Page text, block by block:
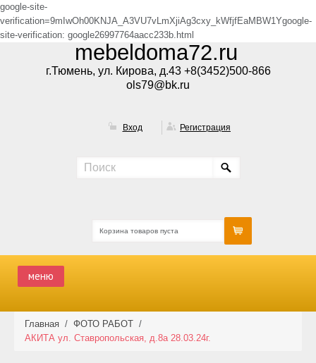
google-site-
verification=9mIwOh00KNJA_A3VU7vLmXjiAg3cxy_kWfjfEaMBW1Ygoogle-
site-verification: google26997764aacc233b.html
mebeldoma72.ru
г.Тюмень, ул. Кирова, д.43 +8(3452)500-866
ols79@bk.ru
Вход Регистрация
Корзина товаров пуста
меню
КАТАЛОГ
Главная / ФОТО РАБОТ /
АКИТА ул. Ставропольская, д.8а 28.03.24г.